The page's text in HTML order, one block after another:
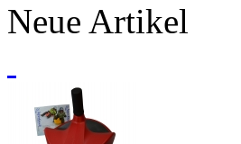
Neue Artikel